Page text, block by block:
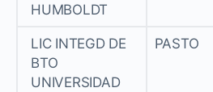
HUMBOLDT
LIC INTEGD DE
BTO
UNIVERSIDAD
PASTO